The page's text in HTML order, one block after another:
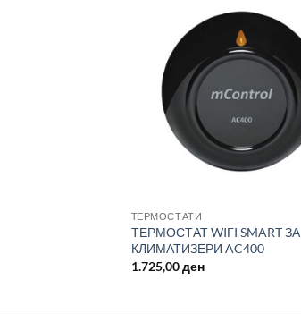
TЕРМОСТАТИ
ТЕРМОСТАТ WIFI SMART ЗА
КЛИМАТИЗЕРИ AC400
1.725,00ден